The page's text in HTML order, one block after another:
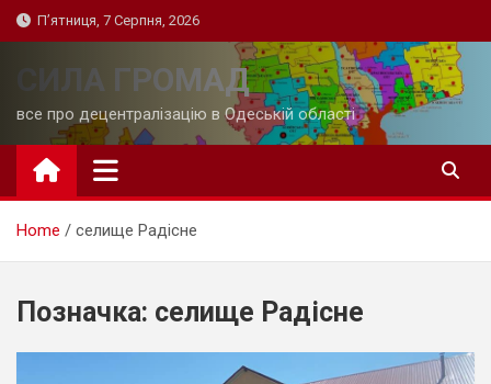
Skip
to
П’ятниця, 7 Серпня, 2026
СИЛА ГРОМАД
все про децентралізацію в Одеській області
Home селище Радісне
Позначка: селище Радісне